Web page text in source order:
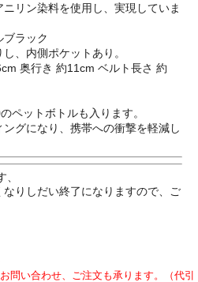
リン染料を使用し、実現していま
ブラック
、内側ポケットあり。
奥行き 約11cm ベルト長さ 約
ペットボトルも入ります。
グになり、携帯への衝撃を軽減し
りしだい終了になりますので、ご
問い合わせ、ご注文も承ります。（代引